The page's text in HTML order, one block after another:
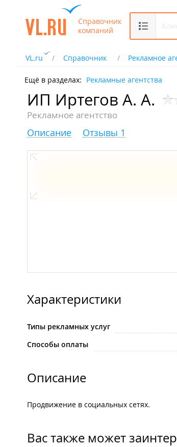
Справочник
компаний
VL.ru Справочник Рекламное
Ещё в разделах: Рекламные агентства
ИП Иртегов А. А.
Рекламное агентство
Описание Отзывы 1
Характеристики
Типы рекламных услуг
Способы оплаты
Описание
Продвижение в социальных сетях.
Вас также может